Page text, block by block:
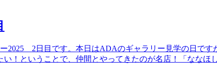
2025 2日目です。本日はADAのギャラリー見学の日です
！ということで、仲間とやってきたのが名店！「ななほ